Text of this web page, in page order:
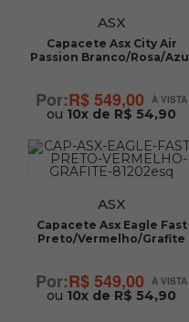
ASX
Capacete Asx City Air
Passion Branco/Rosa/Azul
R$ 549,00
ou 10x de R$ 54,90
ASX
Capacete Asx Eagle Fast
Preto/Vermelho/Grafite
R$ 549,00
ou 10x de R$ 54,90